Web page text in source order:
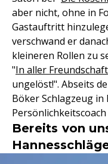
aber nicht, ohne in
Gastauftritt
verschwand er
kleineren Rollen zu
"In aller Freundschaft
ungelöst!". Abseits
Böker Schlagzeug in
Bereits von